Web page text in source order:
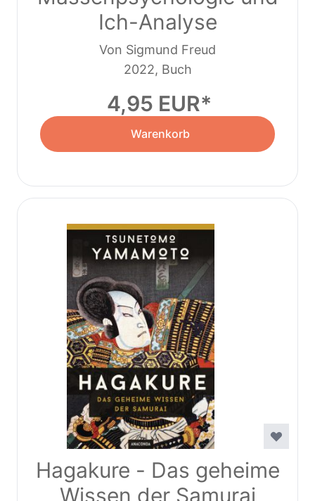
Ich-Analyse
Von Sigmund Freud
2022, Buch
4,95 EUR
Warenkorb
Hagakure - Das geheime
Wissen der Samurai